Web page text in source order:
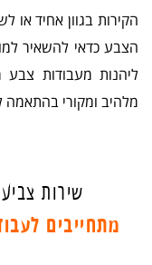
הקירות בגוון אחיד או
הצבע כדאי להשאיר
ליהנות מעבודות
מלהיב ומקורי בהתאמה
שירות
מתחייבים